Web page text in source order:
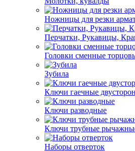
Ножницы для резки
Перчатки, Рукавицы,
Головки сменные
Зубила
Ключи гаечные
Ключи разводные
Ключи трубные
Наборы отверток